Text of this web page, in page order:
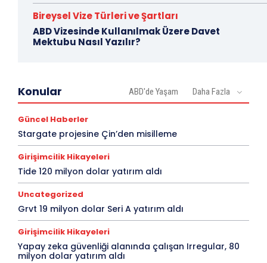
Bireysel Vize Türleri ve Şartları
ABD Vizesinde Kullanılmak Üzere Davet
Mektubu Nasıl Yazılır?
Konular ABD'de Yaşam Daha Fazla
Güncel Haberler
Stargate projesine Çin’den misilleme
Girişimcilik Hikayeleri
Tide 120 milyon dolar yatırım aldı
Uncategorized
Grvt 19 milyon dolar Seri A yatırım aldı
Girişimcilik Hikayeleri
Yapay zeka güvenliği alanında çalışan Irregular, 80
milyon dolar yatırım aldı